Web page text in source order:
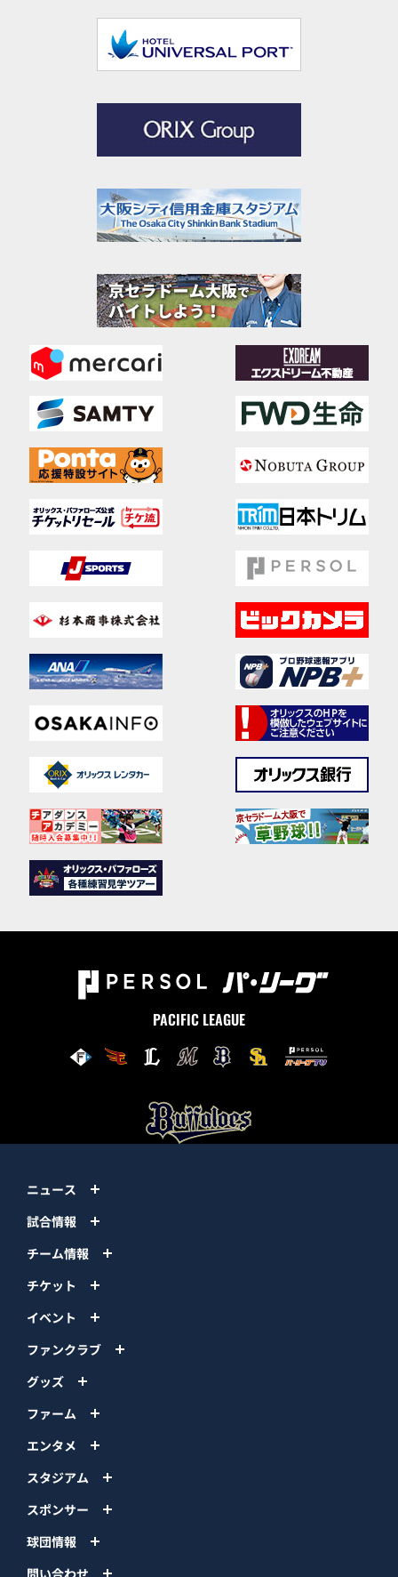
PACIFIC LEAGUE
ニュース
試合情報
チーム情報
チケット
イベント
ファンクラブ
グッズ
ファーム
エンタメ
スタジアム
スポンサー
球団情報
問い合わせ